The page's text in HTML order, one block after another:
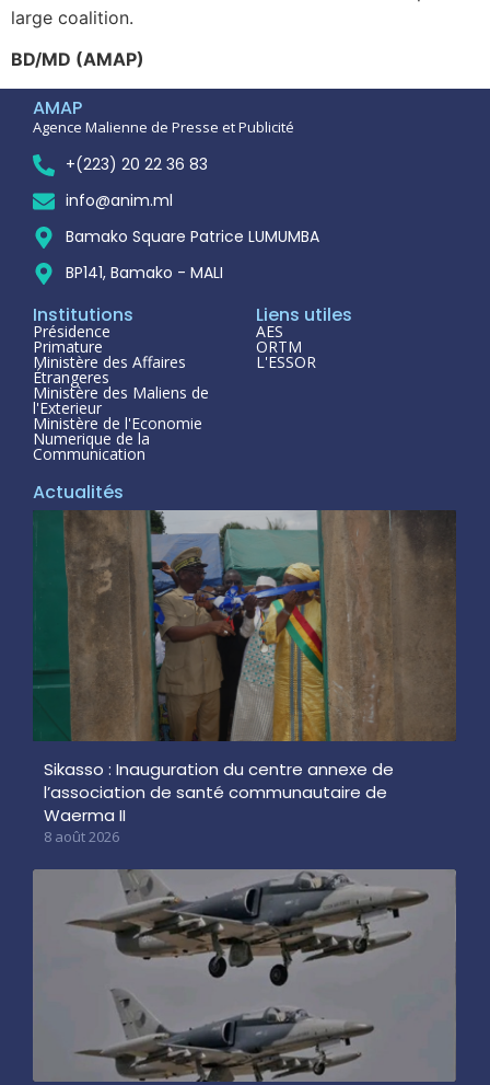
large coalition.
BD/MD (AMAP)
AMAP
Agence Malienne de Presse et Publicité
+(223) 20 22 36 83
info@anim.ml
Bamako Square Patrice LUMUMBA
BP141, Bamako - MALI
Institutions
Présidence
Primature
Ministère des Affaires
Étrangeres
Ministère des Maliens de
l'Exterieur
Ministère de l'Economie
Numerique de la
Communication
Liens utiles
AES
ORTM
L'ESSOR
Actualités
Sikasso : Inauguration du centre annexe de
l’association de santé communautaire de
Waerma II
8 août 2026